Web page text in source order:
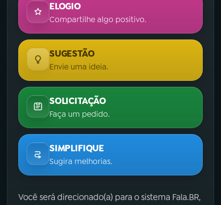
ELOGIO
Compartilhe algo positivo.
SUGESTÃO
Envie uma ideia.
SOLICITAÇÃO
Faça um pedido.
SIMPLIFIQUE
Sugira melhorias.
Você será direcionado(a) para o sistema Fala.BR,